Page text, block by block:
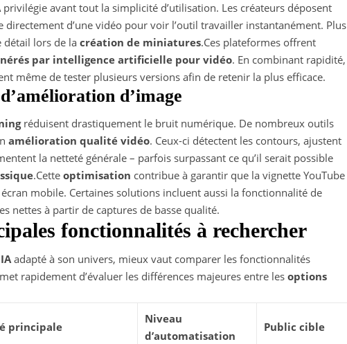
privilégie avant tout la simplicité d’utilisation. Les créateurs déposent
d’une vidéo pour voir l’outil travailler instantanément. Plus
lors de la création de miniatures.Ces plateformes offrent
par intelligence artificielle pour vidéo. En combinant rapidité,
même de tester plusieurs versions afin de retenir la plus efficace.
d’image
réduisent drastiquement le bruit numérique. De nombreux outils
amélioration qualité vidéo. Ceux-ci détectent les contours, ajustent
la netteté générale – parfois surpassant ce qu’il serait possible
.Cette optimisation contribue à garantir que la vignette YouTube
mobile. Certaines solutions incluent aussi la fonctionnalité de
nettes à partir de captures de basse qualité.
fonctionnalités à rechercher
adapté à son univers, mieux vaut comparer les fonctionnalités
rapidement d’évaluer les différences majeures entre les options
principale
Niveau
d’automatisation
Public cible